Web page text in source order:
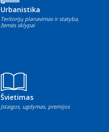
Urbanistika
Teritorijų planavimas ir statyba,
žemės sklypai
Švietimas
Įstaigos, ugdymas, premijos